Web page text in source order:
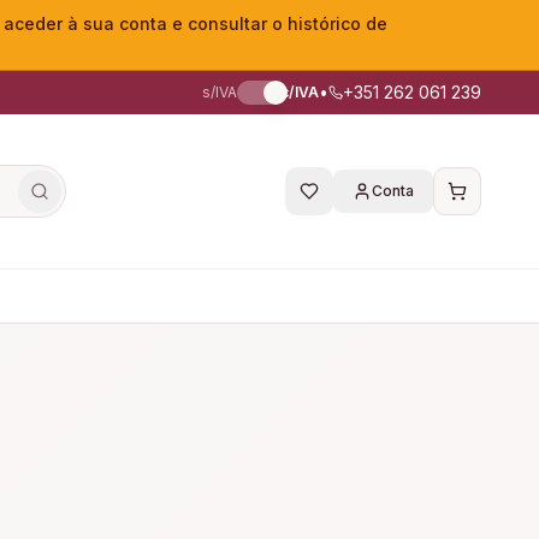
à sua conta e consultar o histórico de
s/IVA c/IVA• +351 262 061 239
Conta